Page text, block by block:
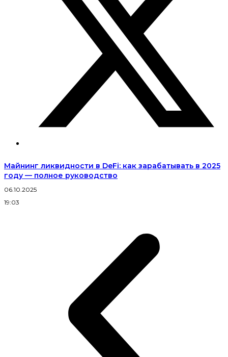
Майнинг ликвидности в DeFi: как зарабатывать в 2025
году — полное руководство
06.10.2025
19:03